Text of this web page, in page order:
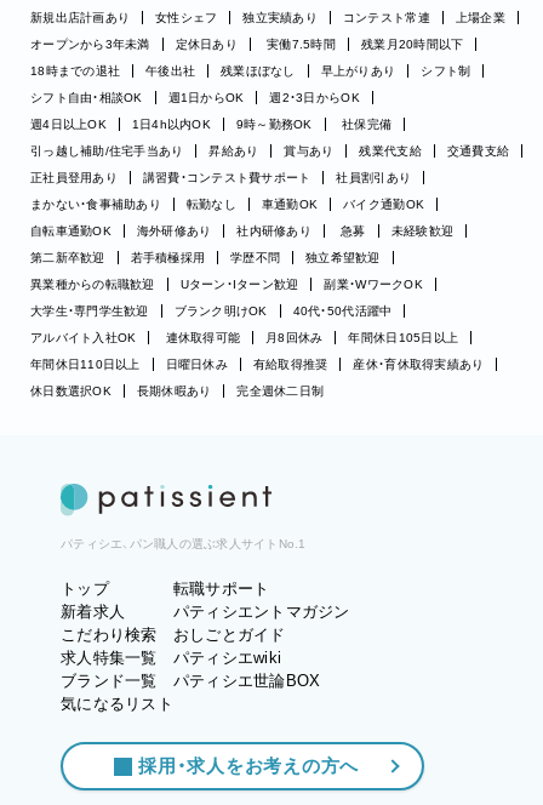
新規出店計画あり
女性シェフ 独立実績あり コンテスト常連
上場企業
オープンから3年未満
定休日あり 実働7.5時間
残業月20時間以下
18時までの退社
午後出社 残業ほぼなし 早上がりあり
シフト制
シフト自由・相談OK
週1日からOK
週2・3日からOK
週4日以上OK
1日4h以内OK 9時～勤務OK
社保完備
引っ越し補助/住宅手当あり
昇給あり 賞与あり 残業代支給
交通費支給
正社員登用あり
講習費・コンテスト費サポート
社員割引あり
まかない・食事補助あり
転勤なし 車通勤OK
バイク通勤OK
自転車通勤OK
海外研修あり 社内研修あり 急募
未経験歓迎
第二新卒歓迎
若手積極採用 学歴不問
独立希望歓迎
異業種からの転職歓迎
Uターン・Iターン歓迎
副業・WワークOK
大学生・専門学生歓迎
ブランク明けOK
40代・50代活躍中
アルバイト入社OK
連休取得可能 月8回休み
年間休日105日以上
年間休日110日以上
日曜日休み 有給取得推奨
産休・育休取得実績あり
休日数選択OK
長期休暇あり 完全週休二日制
パティシエ、パン職人の選ぶ求人サイトNo.1
トップ
新着求人
こだわり検索
求人特集一覧
ブランド一覧
気になるリスト
転職サポート
パティシエントマガジン
おしごとガイド
パティシエwiki
パティシエ世論BOX
採用・求人をお考えの方へ